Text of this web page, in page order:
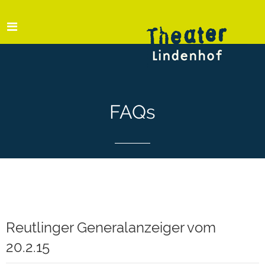
FAQs
Reutlinger Generalanzeiger vom
20.2.15